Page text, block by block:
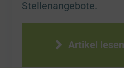
Stellenangebote.
Artikel lesen